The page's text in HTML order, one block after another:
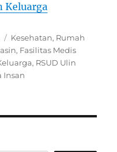
Keluarga
Categories
Kesehatan, Rumah
, Fasilitas Medis
, RSUD Ulin
Insan